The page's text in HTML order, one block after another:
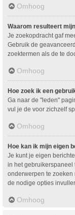
Omhoog
Waarom resulteert
Je zoekopdracht gaf
Gebruik de
zoektermen als de te
Omhoog
Hoe zoek ik een
Ga naar de "leden"
vul je de voor zichzelf
Omhoog
Hoe kan ik mijn eigen
Je kunt je eigen
in het gebruikerspaneel
onderwerpen te
de nodige opties
Omhoog